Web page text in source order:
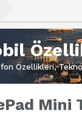
Xiaomi
Özellikleri,